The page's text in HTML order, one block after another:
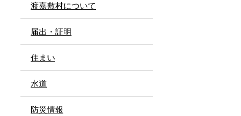
渡嘉敷村について
届出・証明
住まい
水道
防災情報